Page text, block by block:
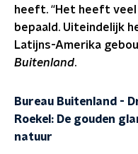
heeft. “Het heeft
bepaald. Uiteindelijk
Latijns-Amerika
Buitenland.
Bureau Buitenland -
Roekel: De gouden
natuur